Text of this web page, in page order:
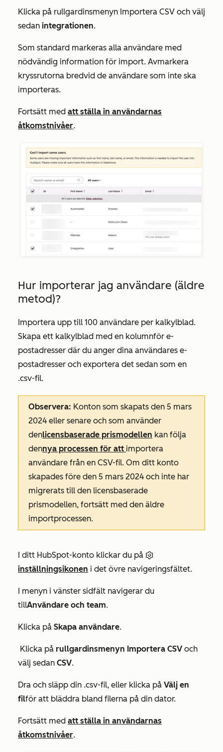
Klicka på rullgardinsmenyn Importera CSV och välj
sedan integrationen.
Som standard markeras alla användare med
nödvändig information för import. Avmarkera
kryssrutorna bredvid de användare som inte ska
importeras.
Fortsätt med att ställa in användarnas
åtkomstnivåer.
Hur importerar jag användare (äldre
metod)?
Importera upp till 100 användare per kalkylblad.
Skapa ett kalkylblad med en kolumnför e-
postadresser där du anger dina användares e-
postadresser och exportera det sedan som en
.csv-fil.
Observera: Konton som skapats den 5 mars
2024 eller senare och som använder
denlicensbaserade prismodellen kan följa
dennya processen för att importera
användare från en CSV-fil. Om ditt konto
skapades före den 5 mars 2024 och inte har
migrerats till den licensbaserade
prismodellen, fortsätt med den äldre
importprocessen.
I ditt HubSpot-konto klickar du på
inställningsikonen i det övre navigeringsfältet.
I menyn i vänster sidfält navigerar du
tillAnvändare och team.
Klicka på Skapa användare.
Klicka på rullgardinsmenyn Importera CSV och
välj sedan CSV.
Dra och släpp din .csv-fil, eller klicka på Välj en
filför att bläddra bland filerna på din dator.
Fortsätt med att ställa in användarnas
åtkomstnivåer.